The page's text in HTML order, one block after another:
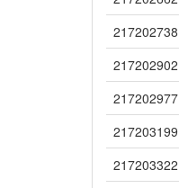
217202738
217202902
217202977
217203199
217203322